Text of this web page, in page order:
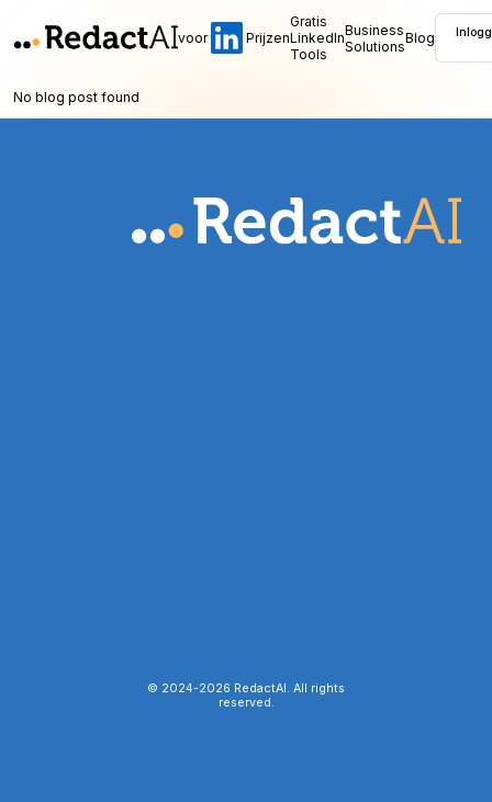
voor Prijzen
Gratis
LinkedIn
Tools
Business
SolutionsBlog
No blog post found
© 2024-2026 RedactAI. All rights
reserved.